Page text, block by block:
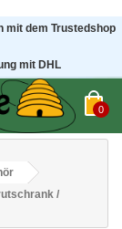
mit dem Trustedshop
mit DHL
0
/